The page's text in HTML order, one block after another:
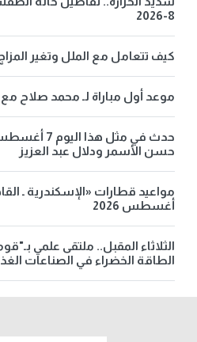
8-2026
كيف تتعامل مع الملل وتغير
موعد أول مباراة لـ محمد صلاح
حدث في مثل
حسن الأسمر ودلال عبد العزيز
أغسطس 2026
الثلاثاء المقبل.. ملتقى علمي
الطاقة الخضراء في الصناعات